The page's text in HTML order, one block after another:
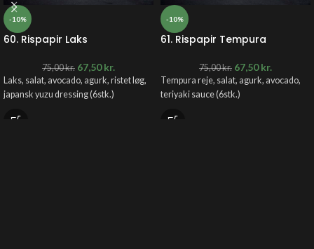
-10%
60. Rispapir Laks
75,00kr. 67,50kr.
Laks, salat, avocado, agurk, ristet løg,
japansk yuzu dressing (6stk.)
-10%
61. Rispapir Tempura
75,00kr. 67,50kr.
Tempura reje, salat, agurk, avocado,
teriyaki sauce (6stk.)